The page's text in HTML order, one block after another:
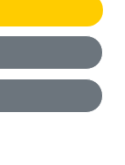
to your